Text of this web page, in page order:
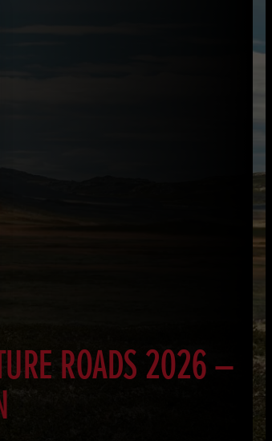
ROADS 2026 –